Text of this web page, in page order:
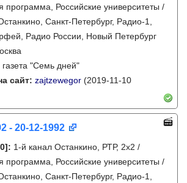
программа, Российские университеты /
Санкт-Петербург, Радио-1,
Радио России, Новый Петербург
газета "Семь дней"
сайт: zajtzewegor (2019-11-10
- 20-12-1992
: 1-й канал Останкино, РТР, 2х2 /
программа, Российские университеты /
Санкт-Петербург, Радио-1,